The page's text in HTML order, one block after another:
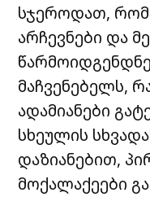
სჯეროდათ, რომ
არჩევნები და
მაჩვენებელს,
ადამიანები
სხეულის
დაზიანებით,
მოქალაქეები